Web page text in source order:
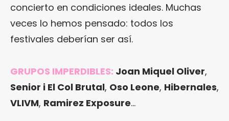
concierto en condiciones ideales. Muchas
veces lo hemos pensado: todos los
festivales deberían ser así.
GRUPOS IMPERDIBLES: Joan Miquel Oliver,
Senior i El Col Brutal, Oso Leone, Hibernales,
VLIVM, Ramirez Exposure…